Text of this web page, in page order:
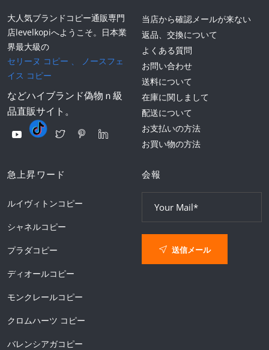
大人気ブランドコピー通販専門
店levelkopiへようこそ。日本業
界最大級の
セリーヌ コピー 、
ノースフェ
イス コピー
などハイブランド偽物ｎ級
品直販サイト。
当店から確認メールが来ない
返品、交換について
よくある質問
お問い合わせ
送料について
在庫に関しまして
配送について
お支払いの方法
お買い物の方法
急上昇ワード
ルイヴィトンコピー
シャネルコピー
プラダコピー
ディオールコピー
モンクレールコピー
クロムハーツ コピー
バレンシアガコピー
会報
送信メール